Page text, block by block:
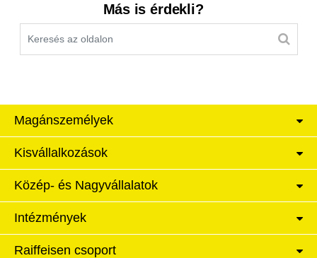
Más is érdekli?
Magánszemélyek
Kisvállalkozások
Közép- és Nagyvállalatok
Intézmények
Raiffeisen csoport